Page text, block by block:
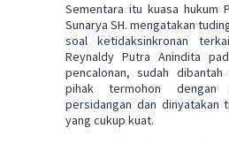
Sementara itu kuasa hukum
Sunarya SH. mengatakan
soal ketidaksinkronan
Reynaldy Putra Anindita
pencalonan, sudah
pihak termohon dengan
persidangan dan dinyatakan
yang cukup kuat.